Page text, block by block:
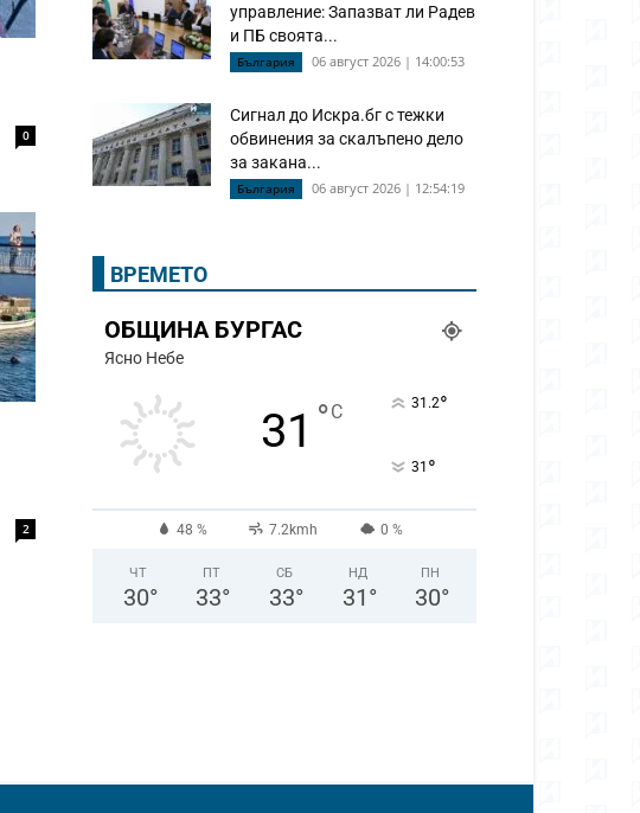
0
2
управление: Запазват ли Радев
и ПБ своята...
България 06 август 2026 | 14:00:53
Сигнал до Искра.бг с тежки
обвинения за скалъпено дело
за закана...
България 06 август 2026 | 12:54:19
ВРЕМЕТО
ОБЩИНА БУРГАС
Ясно Небе
31 °C 31.2°
31 °
48 % 7.2kmh 0 %
ЧТ
30°
ПТ
33°
СБ
33°
НД
31 °
ПН
30°